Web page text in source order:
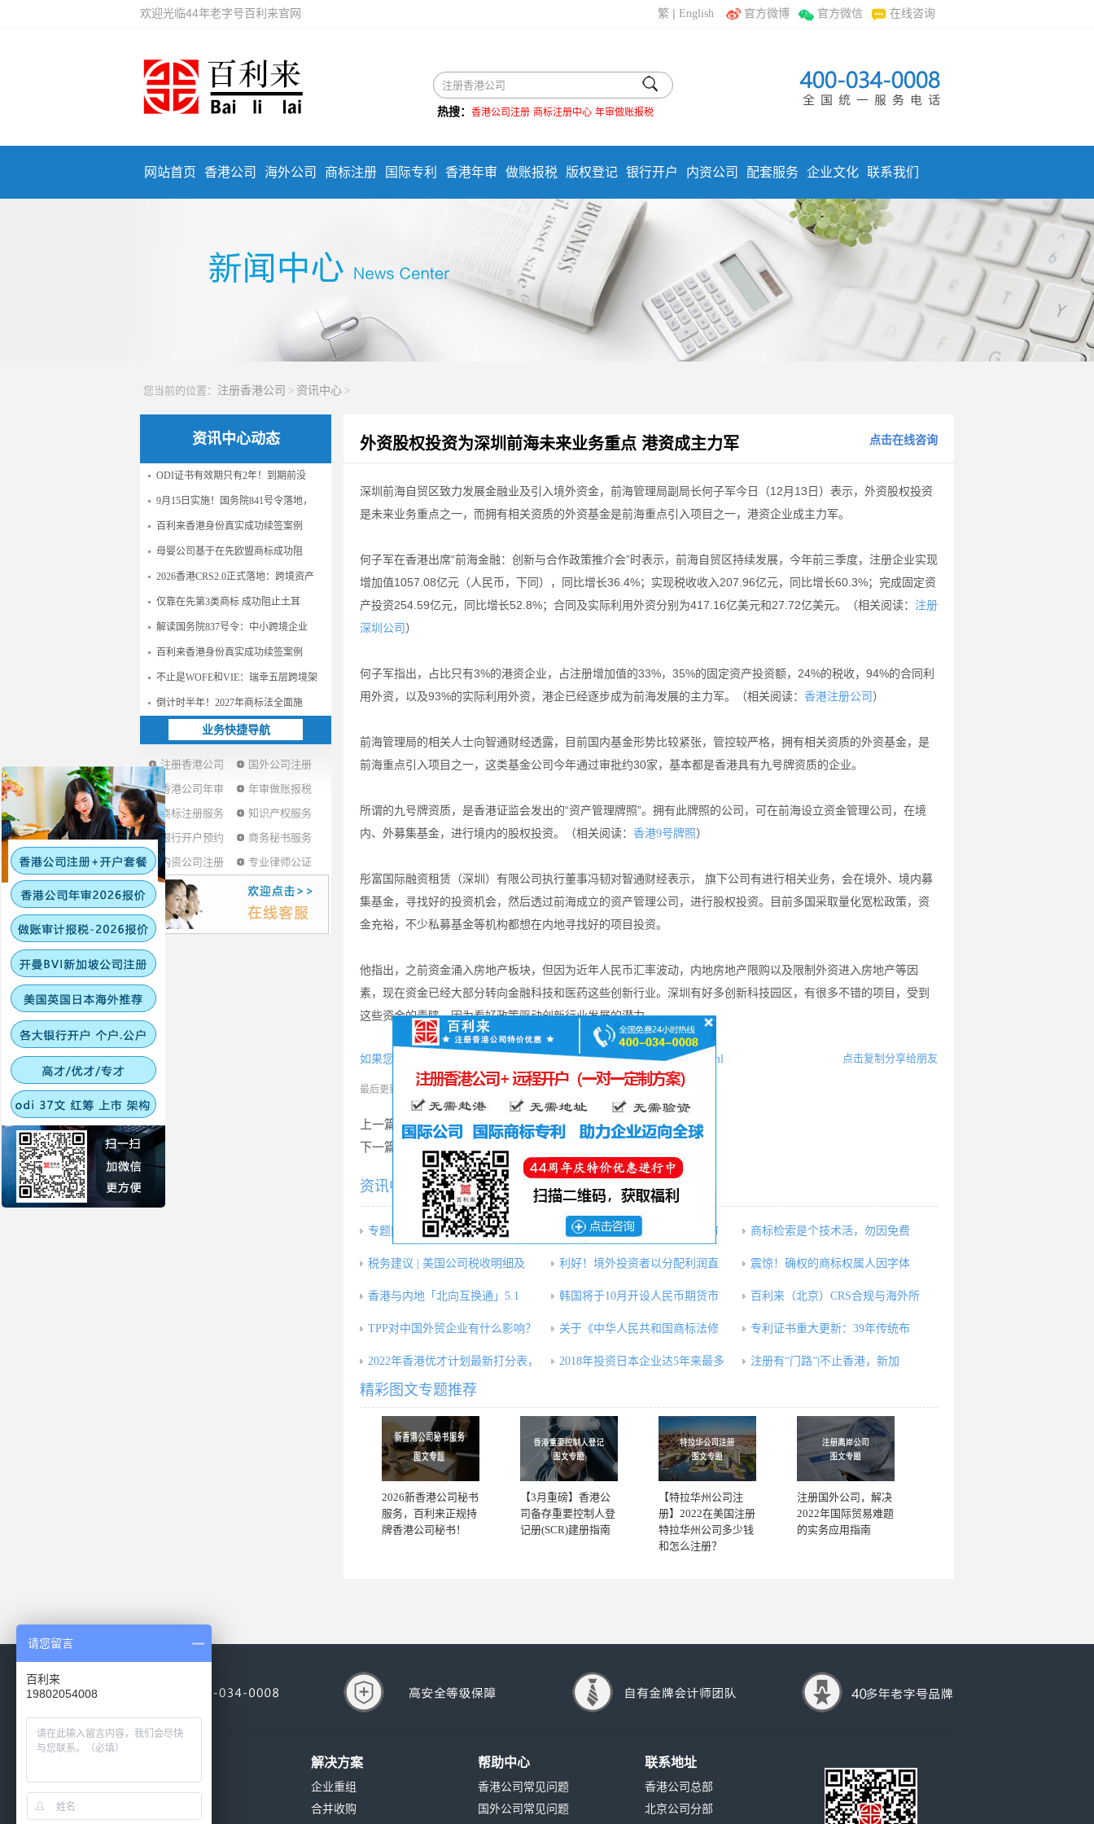
欢迎光临44年老字号百利来官网 繁 |English 官方微博 官方微信 在线咨询
热搜： 香港公司注册 商标注册中心 年审做账报税
网站首页 香港公司 海外公司 商标注册 国际专利 香港年审 做账报税 版权登记 银行开户 内资公司 配套服务 企业文化 联系我们
您当前的位置： 注册香港公司 > 资讯中心 >
资讯中心动态
ODI证书有效期只有2年！到期前没
9月15日实施！国务院841号令落地，
百利来香港身份真实成功续签案例
母婴公司基于在先欧盟商标成功阻
2026香港CRS2.0正式落地：跨境资产
仅靠在先第3类商标 成功阻止土耳
解读国务院837号令：中小跨境企业
百利来香港身份真实成功续签案例
不止是WOFE和VIE：瑞幸五层跨境架
倒计时半年！2027年商标法全面施
业务快捷导航
注册香港公司
国外公司注册
香港公司年审
年审做账报税
商标注册服务
知识产权服务
银行开户预约
商务秘书服务
内资公司注册
专业律师公证
外资股权投资为深圳前海未来业务重点 港资成主力军 点击在线咨询
深圳前海自贸区致力发展金融业及引入境外资金，前海管理局副局长何子军今日（12月13日）表示，外资股权投资
是未来业务重点之一，而拥有相关资质的外资基金是前海重点引入项目之一，港资企业成主力军。
何子军在香港出席“前海金融：创新与合作政策推介会”时表示，前海自贸区持续发展，今年前三季度，注册企业实现
增加值1057.08亿元（人民币，下同），同比增长36.4%；实现税收收入207.96亿元，同比增长60.3%；完成固定资
产投资254.59亿元，同比增长52.8%；合同及实际利用外资分别为417.16亿美元和27.72亿美元。（相关阅读： 注册
深圳公司 ）
何子军指出，占比只有3%的港资企业，占注册增加值的33%，35%的固定资产投资额，24%的税收，94%的合同利
用外资，以及93%的实际利用外资，港企已经逐步成为前海发展的主力军。（相关阅读： 香港注册公司 ）
前海管理局的相关人士向智通财经透露，目前国内基金形势比较紧张，管控较严格，拥有相关资质的外资基金，是
前海重点引入项目之一，这类基金公司今年通过审批约30家，基本都是香港具有九号牌资质的企业。
所谓的九号牌资质，是香港证监会发出的“资产管理牌照”。拥有此牌照的公司，可在前海设立资金管理公司，在境
内、外募集基金，进行境内的股权投资。（相关阅读： 香港9号牌照）
彤富国际融资租赁（深圳）有限公司执行董事冯韧对智通财经表示， 旗下公司有进行相关业务，会在境外、境内募
集基金，寻找好的投资机会，然后透过前海成立的资产管理公司，进行股权投资。目前多国采取量化宽松政策，资
金充裕，不少私募基金等机构都想在内地寻找好的项目投资。
他指出，之前资金涌入房地产板块，但因为近年人民币汇率波动，内地房地产限购以及限制外资进入房地产等因
素，现在资金已经大部分转向金融科技和医药这些创新行业。深圳有好多创新科技园区，有很多不错的项目，受到
这些资金的青睐，因为看好政策驱动创新行业发展的潜力。
如果您喜欢本文可将网址： http://www.hkgcr.com/zixunzhongxin/1929.html 点击复制分享给朋友
最后更新时间: 2016-12-15 阅读:86次 分享本文
上一篇：哈萨克斯坦五大国企或将于伦敦或香港上市
下一篇： 香港可助大陆华南企业把握＂一带一路＂机遇
资讯中心相关内容推荐：
专题|请收好这份“泰国投资分析 政策：商标局发出商标审查及审 商标检索是个技术活，勿因免费
税务建议 | 美国公司税收明细及 利好！境外投资者以分配利润直 震惊！确权的商标权属人因字体
香港与内地「北向互换通」5.1 韩国将于10月开设人民币期货市 百利来（北京）CRS合规与海外所
TPP对中国外贸企业有什么影响？ 关于《中华人民共和国商标法修 专利证书重大更新：39年传统布
2022年香港优才计划最新打分表， 2018年投资日本企业达5年来最多 注册有“门路”|不止香港，新加
精彩图文专题推荐
2026新香港公司秘书
服务，百利来正规持
牌香港公司秘书！
【3月重磅】香港公
司备存重要控制人登
记册(SCR)建册指南
【特拉华州公司注
册】2022在美国注册
特拉华州公司多少钱
和怎么注册？
注册国外公司，解决
2022年国际贸易难题
的实务应用指南
解决方案
企业重组
合并收购
帮助中心
香港公司常见问题
国外公司常见问题
联系地址
香港公司总部
北京公司分部
请您留言
百利来
19802054008